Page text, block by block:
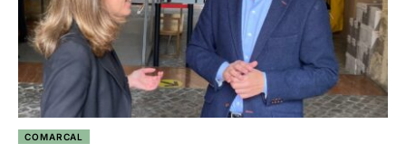
COMARCAL